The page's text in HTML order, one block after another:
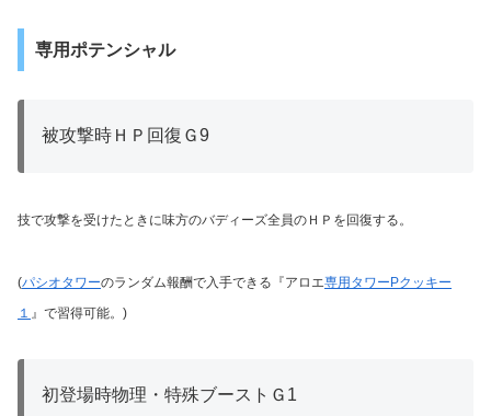
専用ポテンシャル
被攻撃時ＨＰ回復Ｇ9
技で攻撃を受けたときに味方のバディーズ全員のＨＰを回復する。
(パシオタワーのランダム報酬で入手できる『アロエ専用タワーPクッキー
１ 』で習得可能。)
初登場時物理・特殊ブーストＧ1